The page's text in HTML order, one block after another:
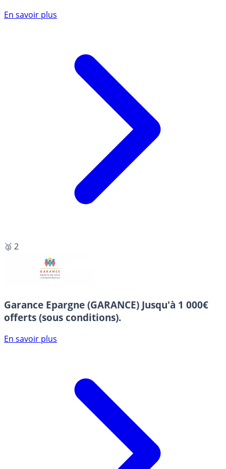
En savoir plus
🥈 2
Garance Epargne (GARANCE) Jusqu'à 1 000€
offerts (sous conditions).
En savoir plus